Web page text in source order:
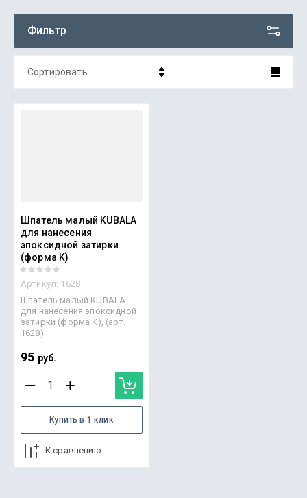
Фильтр
Сортировать
Шпатель малый KUBALA
для нанесения
эпоксидной затирки
(форма K)
Артикул: 1628
Шпатель малый KUBALA
для нанесения эпоксидной
затирки (форма K), (арт.
1628)
95 руб.
Купить в 1 клик
К сравнению